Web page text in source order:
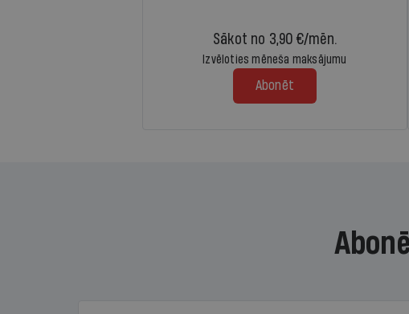
Sākot no 3,90 €/mēn.
Izvēloties mēneša maksājumu
Abonēt